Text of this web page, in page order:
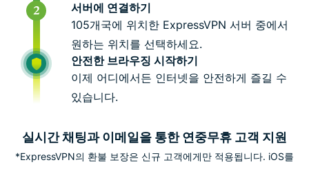
서버에 연결하기
105개국에 위치한 ExpressVPN 서버 중에서
원하는 위치를 선택하세요.
안전한 브라우징 시작하기
이제 어디에서든 인터넷을 안전하게 즐길 수
있습니다.
실시간 채팅과 이메일을 통한 연중무휴 고객 지원
*ExpressVPN의 환불 보장은 신규 고객에게만 적용됩니다. iOS를